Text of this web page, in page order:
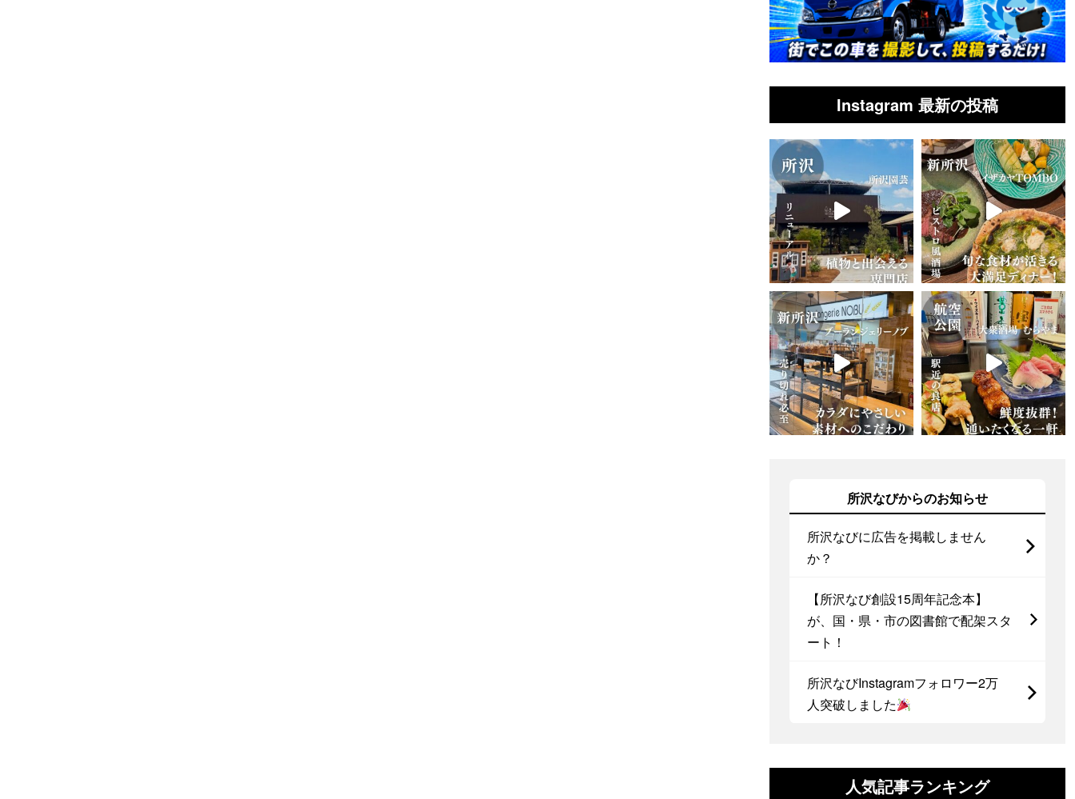
Instagram 最新の投稿
所沢なびからのお知らせ
所沢なびに広告を掲載しません
か？
【所沢なび創設15周年記念本】
が、国・県・市の図書館で配架スタ
ート！
所沢なびInstagramフォロワー2万
人突破しました
人気記事ランキング